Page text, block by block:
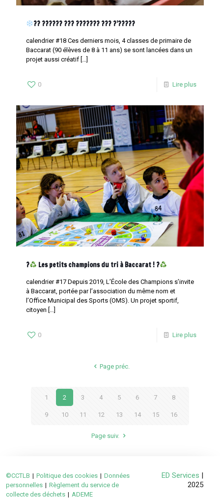
?? ?????? ??? ??????? ??? ?’?????
calendrier #18 Ces derniers mois, 4 classes de primaire de
Baccarat (90 élèves de 8 à 11 ans) se sont lancées dans un
projet aussi créatif […]
0 Lire plus
? Les petits champions du tri à Baccarat ! ?
calendrier #17 Depuis 2019, L’École des Champions s’invite
à Baccarat, portée par l’association du même nom et
l’Office Municipal des Sports (OMS). Un projet sportif,
citoyen […]
0 Lire plus
Page préc.
1 2 3 4 5 6 7 8
9 10 11 12 13 14 15 16
Page suiv.
©CCTLB | Politique des cookies | Données
personnelles | Règlement du service de
collecte des déchets | ADEME
ED Services |
2025